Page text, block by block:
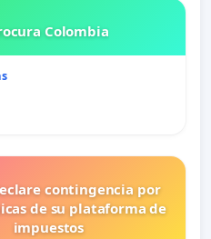
Colombia
contingencia por
de su plataforma de
impuestos